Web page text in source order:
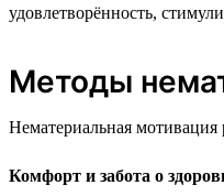
удовлетворённость,
Методы
Нематериальная
Комфорт и забота о